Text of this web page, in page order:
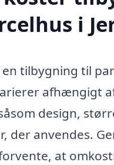
i
en tilbygning til
afhængigt
design,
der anvendes.
at